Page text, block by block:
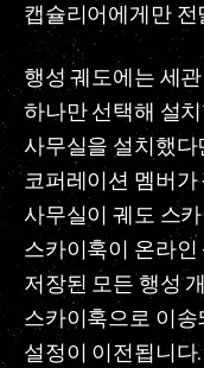
캡슐리어에게만 전
행성 궤도에는 세
하나만 선택해 설
사무실을 설치했
코퍼레이션 멤버
사무실이 궤도 스
스카이훅이 온라인
저장된 모든 행성
스카이훅으로 이송
설정이 이전됩니다